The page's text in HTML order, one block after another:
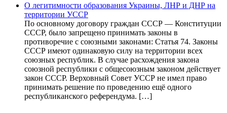
О легитимности образования Украины, ЛНР и ДНР на
территории УССР
По основному договору граждан СССР — Конституции
СССР, было запрещено принимать законы в
противоречие с союзными законами: Статья 74. Законы
СССР имеют одинаковую силу на территории всех
союзных республик. В случае расхождения закона
союзной республики с общесоюзным законом действует
закон СССР. Верховный Совет УССР не имел право
принимать решение по проведению ещё одного
республиканского референдума. […]